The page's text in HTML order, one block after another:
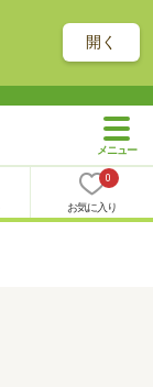
開く
0
お気に入り